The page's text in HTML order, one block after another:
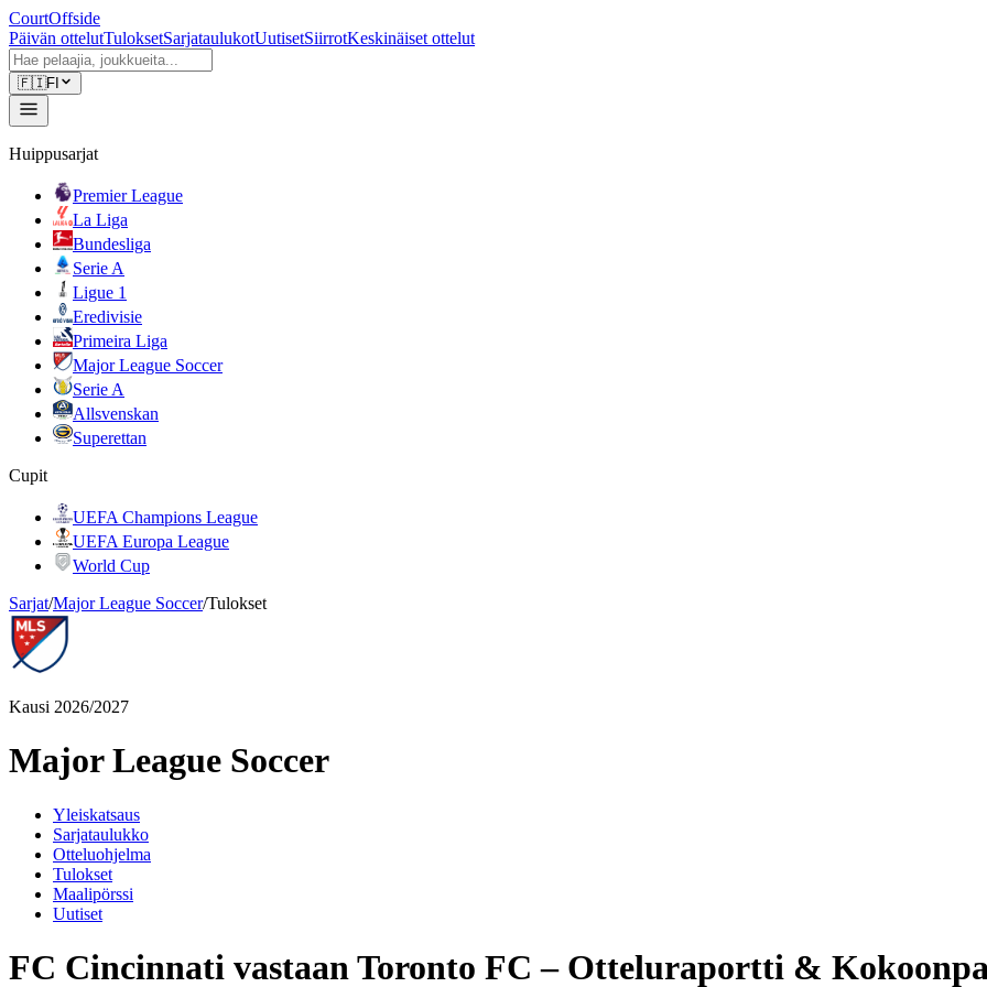
CourtOffside
Päivän ottelutTuloksetSarjataulukotUutisetSiirrotKeskinäiset ottelut
🇫🇮FI
Huippusarjat
Premier League
La Liga
Bundesliga
Serie A
Ligue 1
Eredivisie
Primeira Liga
Major League Soccer
Serie A
Allsvenskan
Superettan
Cupit
UEFA Champions League
UEFA Europa League
World Cup
Sarjat/Major League Soccer/Tulokset
Kausi 2026/2027
Major League Soccer
Yleiskatsaus
Sarjataulukko
Otteluohjelma
Tulokset
Maalipörssi
Uutiset
FC Cincinnati vastaan Toronto FC – Otteluraportti &